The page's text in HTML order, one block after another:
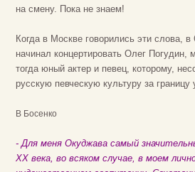
на смену. Пока не знаем!
Когда в Москве говорились эти слова, в
начинал концертировать Олег Погудин,
тогда юный актер и певец, которому,
русскую певческую культуру за границу
В Босенко
- Для меня Окуджава самый
ХХ века, во всяком случае, в моем